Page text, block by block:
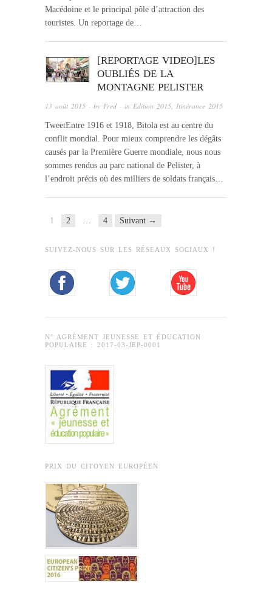
Macédoine et le principal pôle d’attraction des
touristes. Un reportage de…
[REPORTAGE VIDEO]LES
OUBLIÉS DE LA
MONTAGNE PELISTER
13 août 2015 · by Fred · in Edition 2015, Itinérance 2015
TweetEntre 1916 et 1918, Bitola est au centre du
conflit mondial. Pour mieux comprendre les dégâts
causés par la Première Guerre mondiale, nous nous
sommes rendus au parc national de Pelister, à
l’endroit précis où des milliers de soldats français…
1 2 4 Suivant →
SUIVEZ-NOUS SUR LES RÉSEAUX SOCIAUX !
N° AGRÉMENT JEUNESSE ET ÉDUCATION
POPULAIRE : 2017-03-JEP-0001
PRIX DU CITOYEN EUROPÉEN